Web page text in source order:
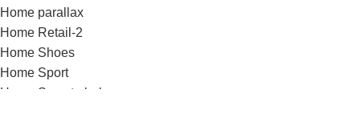
Home parallax
Home Retail-2
Home Shoes
Home Sport
Home Sweets-bakery